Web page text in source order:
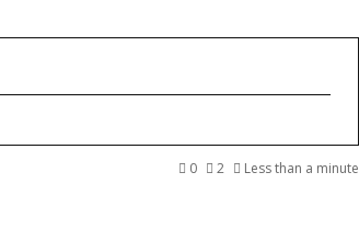
0 2 Less than a minute